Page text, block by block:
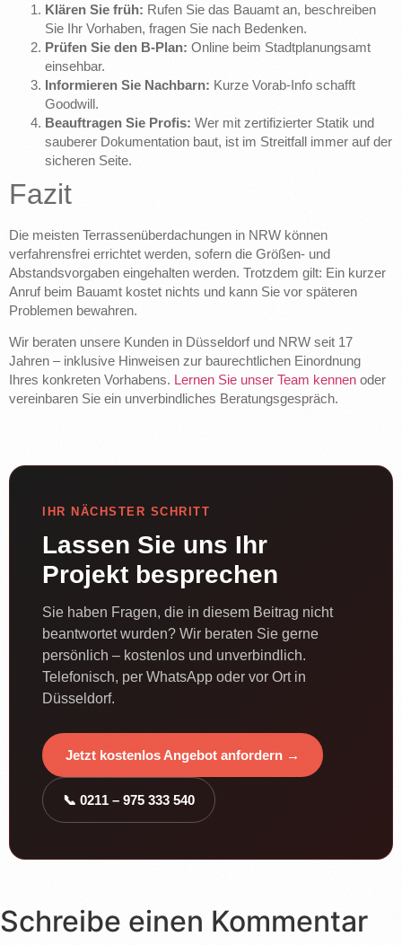
Klären Sie früh: Rufen Sie das Bauamt an, beschreiben
Sie Ihr Vorhaben, fragen Sie nach Bedenken.
Prüfen Sie den B-Plan: Online beim Stadtplanungsamt
einsehbar.
Informieren Sie Nachbarn: Kurze Vorab-Info schafft
Goodwill.
Beauftragen Sie Profis: Wer mit zertifizierter Statik und
sauberer Dokumentation baut, ist im Streitfall immer auf der
sicheren Seite.
Fazit
Die meisten Terrassenüberdachungen in NRW können
verfahrensfrei errichtet werden, sofern die Größen- und
Abstandsvorgaben eingehalten werden. Trotzdem gilt: Ein kurzer
Anruf beim Bauamt kostet nichts und kann Sie vor späteren
Problemen bewahren.
Wir beraten unsere Kunden in Düsseldorf und NRW seit 17
Jahren – inklusive Hinweisen zur baurechtlichen Einordnung
Ihres konkreten Vorhabens. Lernen Sie unser Team kennen oder
vereinbaren Sie ein unverbindliches Beratungsgespräch.
IHR NÄCHSTER SCHRITT
Lassen Sie uns Ihr
Projekt besprechen
Sie haben Fragen, die in diesem Beitrag nicht
beantwortet wurden? Wir beraten Sie gerne
persönlich – kostenlos und unverbindlich.
Telefonisch, per WhatsApp oder vor Ort in
Düsseldorf.
Jetzt kostenlos Angebot anfordern →
📞 0211 – 975 333 540
Schreibe einen Kommentar